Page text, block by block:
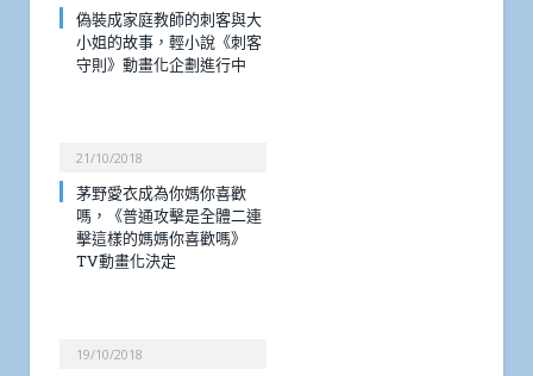
偽裝成家庭教師的刺客與大
小姐的故事，輕小說《刺客
守則》動畫化企劃進行中
21/10/2018
茅野愛衣成為你媽你喜歡
嗎，《普通攻擊是全體二連
擊這樣的媽媽你喜歡嗎》
TV動畫化決定
19/10/2018